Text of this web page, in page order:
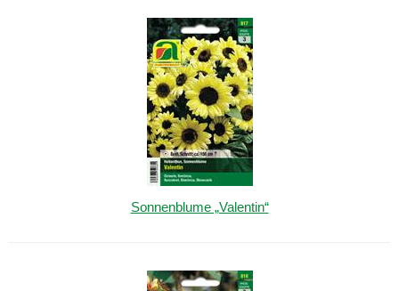
Sonnenblume „Valentin“